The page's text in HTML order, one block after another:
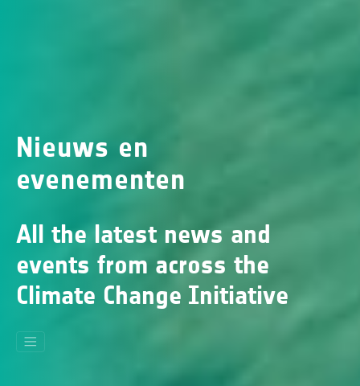
Nieuws en
evenementen
All the latest news and
events from across the
Climate Change Initiative